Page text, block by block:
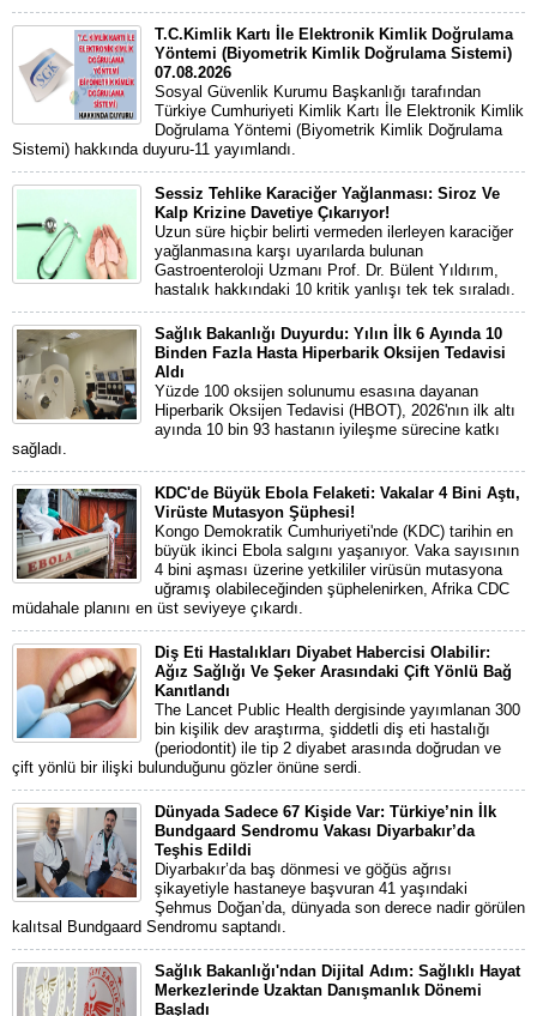
T.C.Kimlik Kartı İle Elektronik Kimlik Doğrulama
Yöntemi (Biyometrik Kimlik Doğrulama Sistemi)
07.08.2026
Sosyal Güvenlik Kurumu Başkanlığı tarafından
Türkiye Cumhuriyeti Kimlik Kartı İle Elektronik Kimlik
Doğrulama Yöntemi (Biyometrik Kimlik Doğrulama
Sistemi) hakkında duyuru-11 yayımlandı.
Sessiz Tehlike Karaciğer Yağlanması: Siroz Ve
Kalp Krizine Davetiye Çıkarıyor!
Uzun süre hiçbir belirti vermeden ilerleyen karaciğer
yağlanmasına karşı uyarılarda bulunan
Gastroenteroloji Uzmanı Prof. Dr. Bülent Yıldırım,
hastalık hakkındaki 10 kritik yanlışı tek tek sıraladı.
Sağlık Bakanlığı Duyurdu: Yılın İlk 6 Ayında 10
Binden Fazla Hasta Hiperbarik Oksijen Tedavisi
Aldı
Yüzde 100 oksijen solunumu esasına dayanan
Hiperbarik Oksijen Tedavisi (HBOT), 2026'nın ilk altı
ayında 10 bin 93 hastanın iyileşme sürecine katkı
sağladı.
KDC'de Büyük Ebola Felaketi: Vakalar 4 Bini Aştı,
Virüste Mutasyon Şüphesi!
Kongo Demokratik Cumhuriyeti'nde (KDC) tarihin en
büyük ikinci Ebola salgını yaşanıyor. Vaka sayısının
4 bini aşması üzerine yetkililer virüsün mutasyona
uğramış olabileceğinden şüphelenirken, Afrika CDC
müdahale planını en üst seviyeye çıkardı.
Diş Eti Hastalıkları Diyabet Habercisi Olabilir:
Ağız Sağlığı Ve Şeker Arasındaki Çift Yönlü Bağ
Kanıtlandı
The Lancet Public Health dergisinde yayımlanan 300
bin kişilik dev araştırma, şiddetli diş eti hastalığı
(periodontit) ile tip 2 diyabet arasında doğrudan ve
çift yönlü bir ilişki bulunduğunu gözler önüne serdi.
Dünyada Sadece 67 Kişide Var: Türkiye’nin İlk
Bundgaard Sendromu Vakası Diyarbakır’da
Teşhis Edildi
Diyarbakır’da baş dönmesi ve göğüs ağrısı
şikayetiyle hastaneye başvuran 41 yaşındaki
Şehmus Doğan’da, dünyada son derece nadir görülen
kalıtsal Bundgaard Sendromu saptandı.
Sağlık Bakanlığı'ndan Dijital Adım: Sağlıklı Hayat
Merkezlerinde Uzaktan Danışmanlık Dönemi
Başladı